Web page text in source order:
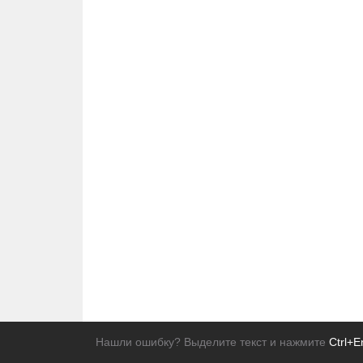
Нашли ошибку? Выделите текст и нажмите